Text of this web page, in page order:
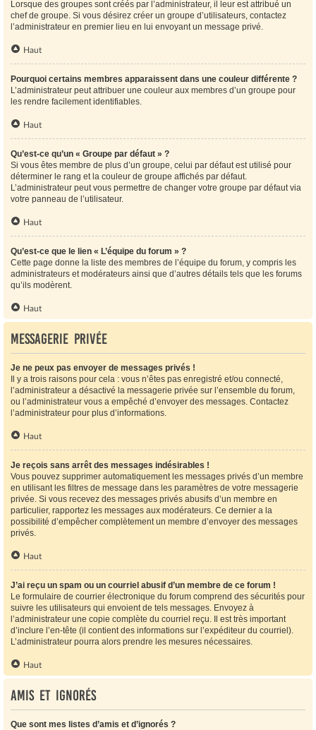
Lorsque des groupes sont créés par l’administrateur, il leur est attribué un
chef de groupe. Si vous désirez créer un groupe d’utilisateurs, contactez
l’administrateur en premier lieu en lui envoyant un message privé.
Haut
Pourquoi certains membres apparaissent dans une couleur différente ?
L’administrateur peut attribuer une couleur aux membres d’un groupe pour
les rendre facilement identifiables.
Haut
Qu’est-ce qu’un « Groupe par défaut » ?
Si vous êtes membre de plus d’un groupe, celui par défaut est utilisé pour
déterminer le rang et la couleur de groupe affichés par défaut.
L’administrateur peut vous permettre de changer votre groupe par défaut via
votre panneau de l’utilisateur.
Haut
Qu’est-ce que le lien « L’équipe du forum » ?
Cette page donne la liste des membres de l’équipe du forum, y compris les
administrateurs et modérateurs ainsi que d’autres détails tels que les forums
qu’ils modèrent.
Haut
Messagerie privée
Je ne peux pas envoyer de messages privés !
Il y a trois raisons pour cela : vous n’êtes pas enregistré et/ou connecté,
l’administrateur a désactivé la messagerie privée sur l’ensemble du forum,
ou l’administrateur vous a empêché d’envoyer des messages. Contactez
l’administrateur pour plus d’informations.
Haut
Je reçois sans arrêt des messages indésirables !
Vous pouvez supprimer automatiquement les messages privés d’un membre
en utilisant les filtres de message dans les paramètres de votre messagerie
privée. Si vous recevez des messages privés abusifs d’un membre en
particulier, rapportez les messages aux modérateurs. Ce dernier a la
possibilité d’empêcher complètement un membre d’envoyer des messages
privés.
Haut
J’ai reçu un spam ou un courriel abusif d’un membre de ce forum !
Le formulaire de courrier électronique du forum comprend des sécurités pour
suivre les utilisateurs qui envoient de tels messages. Envoyez à
l’administrateur une copie complète du courriel reçu. Il est très important
d’inclure l’en-tête (il contient des informations sur l’expéditeur du courriel).
L’administrateur pourra alors prendre les mesures nécessaires.
Haut
Amis et ignorés
Que sont mes listes d’amis et d’ignorés ?